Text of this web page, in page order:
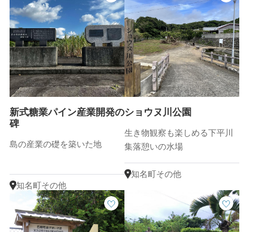
新式糖業パイン産業開発の
碑
島の産業の礎を築いた地
知名町その他
ショウヌ川公園
生き物観察も楽しめる下平川
集落憩いの水場
知名町その他